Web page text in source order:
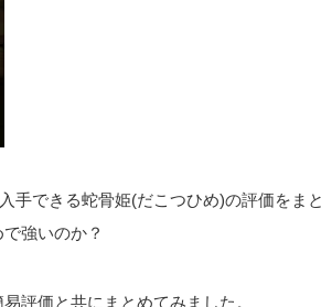
手できる蛇骨姫(だこつひめ)の評価をま
強いのか？
評価と共にまとめてみました。